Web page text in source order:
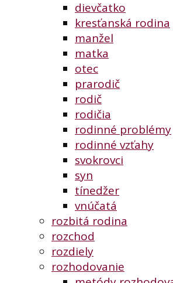
dievčatko
kresťanská rodina
manžel
matka
otec
prarodič
rodič
rodičia
rodinné problémy
rodinné vzťahy
svokrovci
syn
tínedžer
vnúčatá
rozbitá rodina
rozchod
rozdiely
rozhodovanie